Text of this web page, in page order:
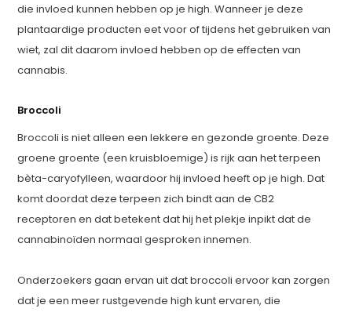
die invloed kunnen hebben op je high. Wanneer je deze
plantaardige producten eet voor of tijdens het gebruiken van
wiet, zal dit daarom invloed hebben op de effecten van
cannabis.
Broccoli
Broccoli is niet alleen een lekkere en gezonde groente. Deze
groene groente (een kruisbloemige) is rijk aan het terpeen
bèta-caryofylleen, waardoor hij invloed heeft op je high. Dat
komt doordat deze terpeen zich bindt aan de CB2
receptoren en dat betekent dat hij het plekje inpikt dat de
cannabinoïden normaal gesproken innemen.
Onderzoekers gaan ervan uit dat broccoli ervoor kan zorgen
dat je een meer rustgevende high kunt ervaren, die